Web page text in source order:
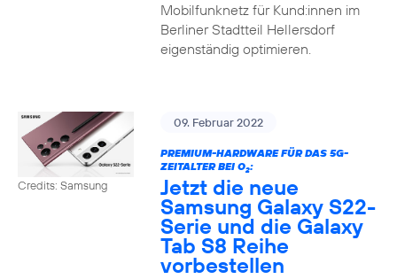
Mobilfunknetz für Kund:innen im
Berliner Stadtteil Hellersdorf
eigenständig optimieren.
Credits: Samsung
09. Februar 2022
PREMIUM-HARDWARE FÜR DAS 5G-
ZEITALTER BEI O2:
Jetzt die neue
Samsung Galaxy S22-
Serie und die Galaxy
Tab S8 Reihe
vorbestellen